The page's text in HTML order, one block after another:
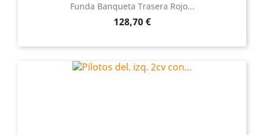
Funda Banqueta Trasera Rojo...
Precio
128,70 €